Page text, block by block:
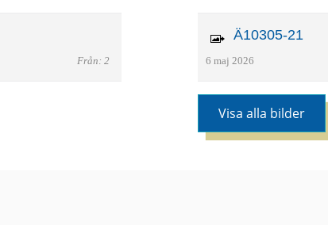
Från: 2
Ä10305-21
6 maj 2026
Visa alla bilder